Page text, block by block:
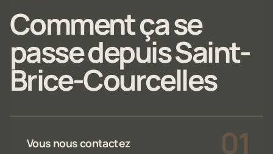
Comment ça se
passe depuis Saint-
Brice-Courcelles
Vous nous contactez